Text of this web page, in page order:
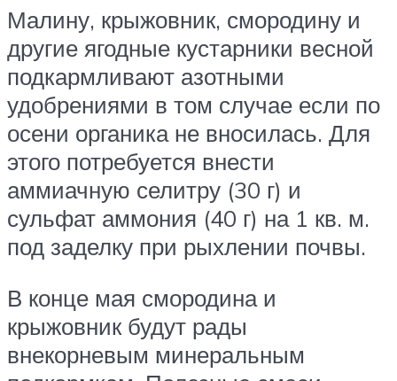
Малину, крыжовник, смородину и
другие ягодные кустарники весной
подкармливают азотными
удобрениями в том случае если по
осени органика не вносилась. Для
этого потребуется внести
аммиачную селитру (30 г) и
сульфат аммония (40 г) на 1 кв. м.
под заделку при рыхлении почвы.
В конце мая смородина и
крыжовник будут рады
внекорневым минеральным